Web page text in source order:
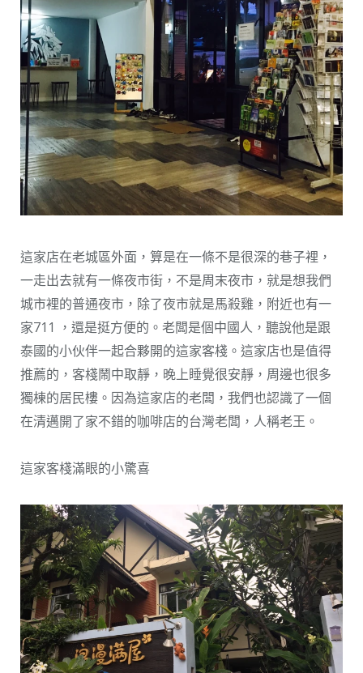
這家店在老城區外面，算是在一條不是很深的巷子裡，
一走出去就有一條夜市街，不是周末夜市，就是想我們
城市裡的普通夜市，除了夜市就是馬殺雞，附近也有一
家711 ，還是挺方便的。老闆是個中國人，聽說他是跟
泰國的小伙伴一起合夥開的這家客棧。這家店也是值得
推薦的，客棧鬧中取靜，晚上睡覺很安靜，周邊也很多
獨棟的居民樓。因為這家店的老闆，我們也認識了一個
在清邁開了家不錯的咖啡店的台灣老闆，人稱老王。
這家客棧滿眼的小驚喜